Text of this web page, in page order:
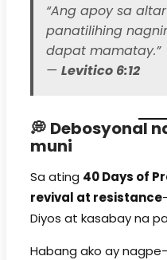
“Ang apoy sa
panatilihing
dapat mamatay.”
— Levitico 6:12
💭 Debosyonal
muni
Sa ating 40 Days of
revival at resistance
Diyos at kasabay na
Habang ako ay